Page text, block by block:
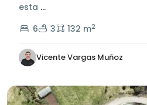
esta ...
6
3 132 m2
Vicente Vargas Muñoz
Sector
Pangal
Bajo,